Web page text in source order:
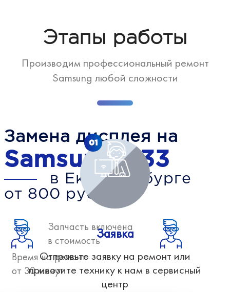
Замена дисплея на
Samsung A33
в Екатеринбурге
от 800 рублей
Запчасть включена
в стоимость
Время на ремонт
от 30 минут
Этапы работы
Производим профессиональный ремонт
Samsung любой сложности
01
Заявка
Отправьте заявку на ремонт или
привозите технику к нам в сервисный
центр